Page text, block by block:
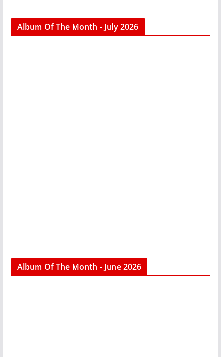
Album Of The Month - July 2026
Album Of The Month - June 2026